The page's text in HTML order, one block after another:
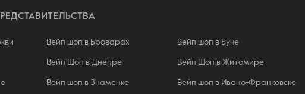
Вейп шоп в Броварах Вейп шоп в Буче
Вейп Шоп в Днепре Вейп Шоп в Житомире
Вейп шоп в Знаменке Вейп шоп в Ивано-Франковске